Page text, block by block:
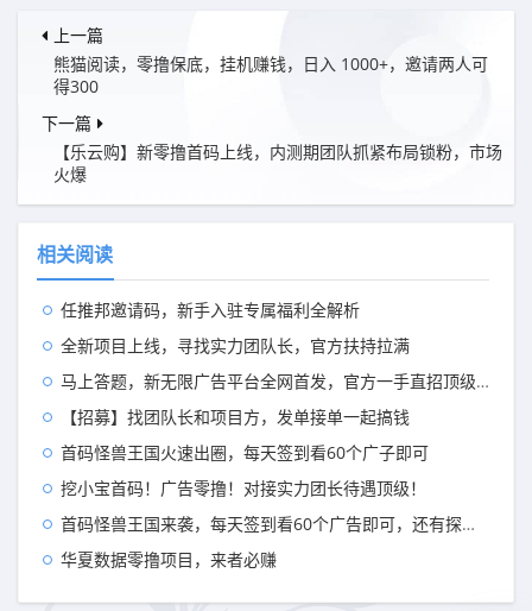
上一篇
熊猫阅读，零撸保底，挂机赚钱，日入 1000+，邀请两人可
得300
下一篇
【乐云购】新零撸首码上线，内测期团队抓紧布局锁粉，市场
火爆
相关阅读
任推邦邀请码，新手入驻专属福利全解析
全新项目上线，寻找实力团队长，官方扶持拉满
马上答题，新无限广告平台全网首发，官方一手直招顶级代理，待遇拉满
【招募】找团队长和项目方，发单接单一起搞钱
首码怪兽王国火速出圈，每天签到看60个广子即可
挖小宝首码！广告零撸！对接实力团长待遇顶级！
首码怪兽王国来袭，每天签到看60个广告即可，还有探险模式出现
华夏数据零撸项目，来者必赚